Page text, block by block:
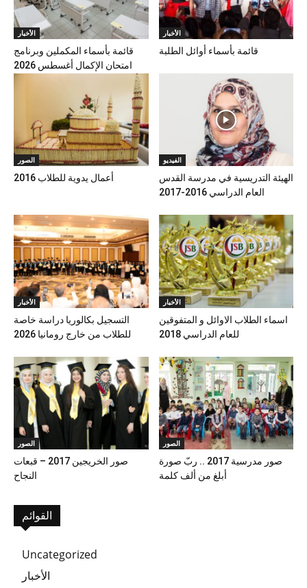
الأخبار
قائمة بأسماء المكملين وبرنامج
امتحان الإكمال أغسطس 2026
الأخبار
قائمة بأسماء أوائل الطلبة
الصور
أعمال يدوية للطلاب 2016
الفيديو
الهيئة التدريسية في مدرسة القدس
العام الدراسي 2016-2017
الأخبار
التسجيل بكالوريا دراسة خاصة
للطلاب من خارج رومانيا 2026
الأخبار
اسماء الطلاب الاوائل و المتفوقين
للعام الدراسي 2018
الصور
صور الخريجين 2017 – قبعات
النجاح
الصور
صور مدرسية 2017 .. ربّ صورة
أبلغ من ألف كلمة
القوائم
Uncategorized
الأخبار